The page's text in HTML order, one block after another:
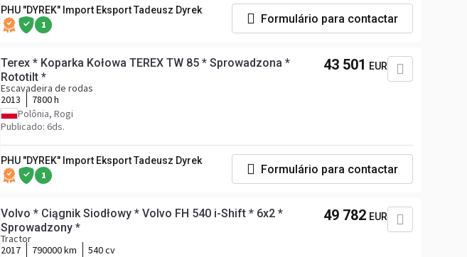
PHU "DYREK" Import Eksport Tadeusz Dyrek
1 Formulário para contactar
Terex * Koparka Kołowa TEREX TW 85 * Sprowadzona *
Rototilt *
Escavadeira de rodas
2013
7800 h
Polônia, Rogi
Publicado: 6ds.
43 501 EUR
PHU "DYREK" Import Eksport Tadeusz Dyrek
1 Formulário para contactar
Volvo * Ciągnik Siodłowy * Volvo FH 540 i-Shift * 6x2 *
Sprowadzony *
Tractor
2017
790000 km
540 cv
49 782 EUR